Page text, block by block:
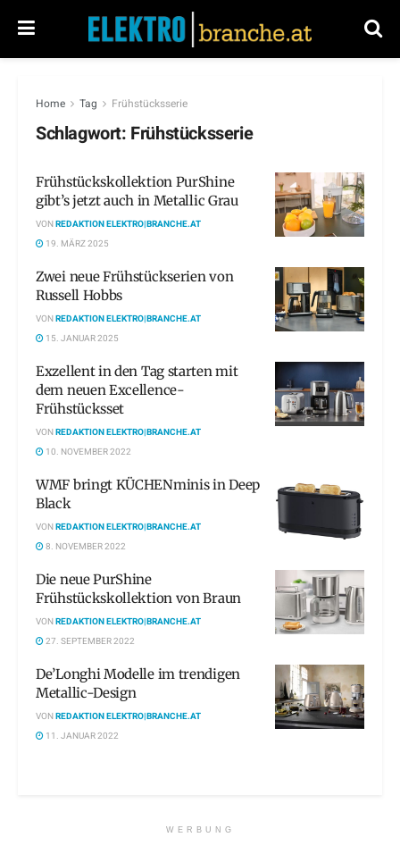
Home Tag Frühstücksserie
Schlagwort: Frühstücksserie
Frühstückskollektion PurShine
gibt’s jetzt auch in Metallic Grau
VONREDAKTION ELEKTRO|BRANCHE.AT
19. MÄRZ 2025
Zwei neue Frühstückserien von
Russell Hobbs
VONREDAKTION ELEKTRO|BRANCHE.AT
15. JANUAR 2025
Exzellent in den Tag starten mit
dem neuen Excellence-
Frühstücksset
VONREDAKTION ELEKTRO|BRANCHE.AT
10. NOVEMBER 2022
WMF bringt KÜCHENminis in Deep
Black
VONREDAKTION ELEKTRO|BRANCHE.AT
8. NOVEMBER 2022
Die neue PurShine
Frühstückskollektion von Braun
VONREDAKTION ELEKTRO|BRANCHE.AT
27. SEPTEMBER 2022
De’Longhi Modelle im trendigen
Metallic-Design
VONREDAKTION ELEKTRO|BRANCHE.AT
11. JANUAR 2022
WERBUNG